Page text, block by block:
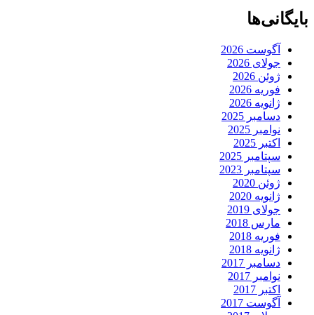
بایگانی‌ها
آگوست 2026
جولای 2026
ژوئن 2026
فوریه 2026
ژانویه 2026
دسامبر 2025
نوامبر 2025
اکتبر 2025
سپتامبر 2025
سپتامبر 2023
ژوئن 2020
ژانویه 2020
جولای 2019
مارس 2018
فوریه 2018
ژانویه 2018
دسامبر 2017
نوامبر 2017
اکتبر 2017
آگوست 2017